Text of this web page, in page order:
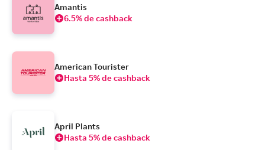
Amantis
6.5% de cashback
American Tourister
Hasta 5% de cashback
April Plants
Hasta 5% de cashback